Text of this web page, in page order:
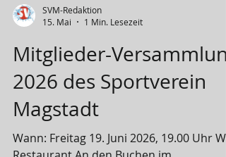
SVM-Redaktion
15. Mai
1 Min. Lesezeit
Mitglieder-Versammlung
2026 des Sportverein
Magstadt